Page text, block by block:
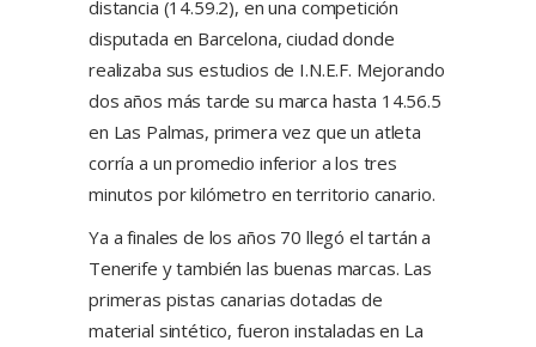
distancia (14.59.2), en una competición
disputada en Barcelona, ciudad donde
realizaba sus estudios de I.N.E.F. Mejorando
dos años más tarde su marca hasta 14.56.5
en Las Palmas, primera vez que un atleta
corría a un promedio inferior a los tres
minutos por kilómetro en territorio canario.
Ya a finales de los años 70 llegó el tartán a
Tenerife y también las buenas marcas. Las
primeras pistas canarias dotadas de
material sintético, fueron instaladas en La